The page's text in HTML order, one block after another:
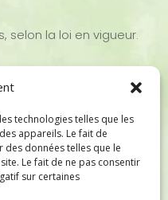
technologies telles que les
appareils. Le fait de
données telles que le
Le fait de ne pas consentir
sur certaines
selon la loi en vigueur.